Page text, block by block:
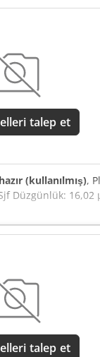
talep et
(kullanılmış),
Düzgünlük: 16,02
talep et